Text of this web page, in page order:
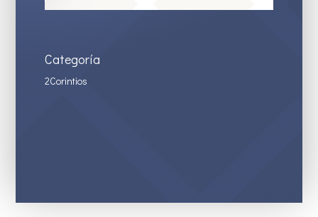
Categoría
2Corintios